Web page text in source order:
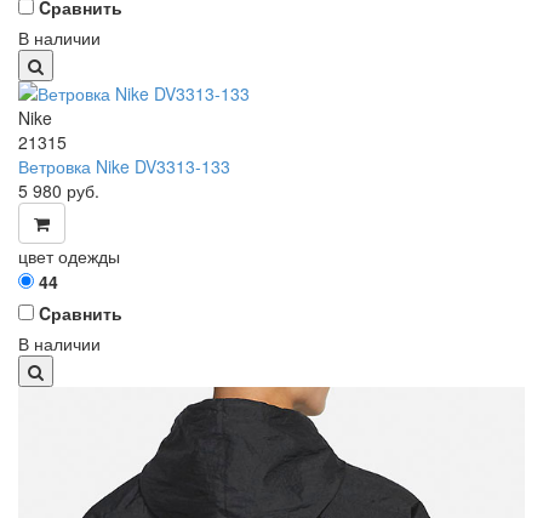
Cравнить
В наличии
Nike
21315
Ветровка Nike DV3313-133
5 980 руб.
цвет одежды
44
Cравнить
В наличии